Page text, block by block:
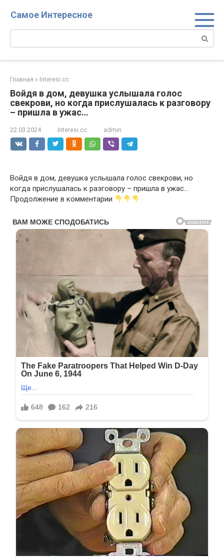
Самое Интересное
Поиск:
Главная » Interesi.cc
Войдя в дом, девушка услышала голос
свекрови, но когда прислушалась к разговору
– пришла в ужас…
22.03.2024 Interesi.cc admin
Войдя в дом, девушка услышала голос свекрови, но
когда прислушалась к разговору – пришла в ужас…
Продолжение в комментарии